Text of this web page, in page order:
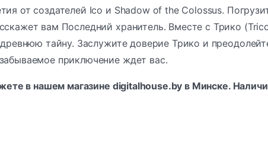
от создателей Ico и Shadow of the Colossus.
вам Последний хранитель. Вместе с Трико
тайну. Заслужите доверие Трико и
приключение ждет вас.
в нашем магазине digitalhouse.by в Минске.